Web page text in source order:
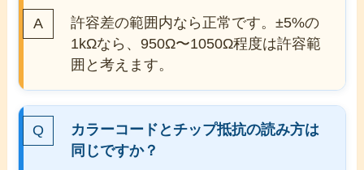
許容差の範囲内なら正常です。±5%の
1kΩなら、950Ω〜1050Ω程度は許容範
囲と考えます。
カラーコードとチップ抵抗の読み方は
同じですか？